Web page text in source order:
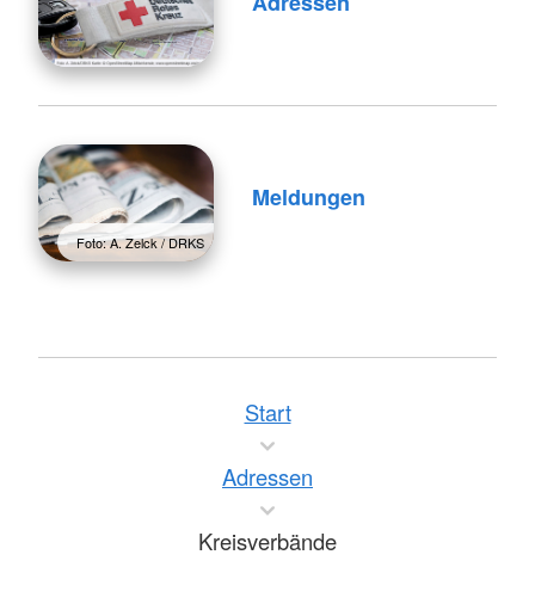
Foto: A. Zelck / DRKS
Meldungen
Start
Adressen
Kreisverbände